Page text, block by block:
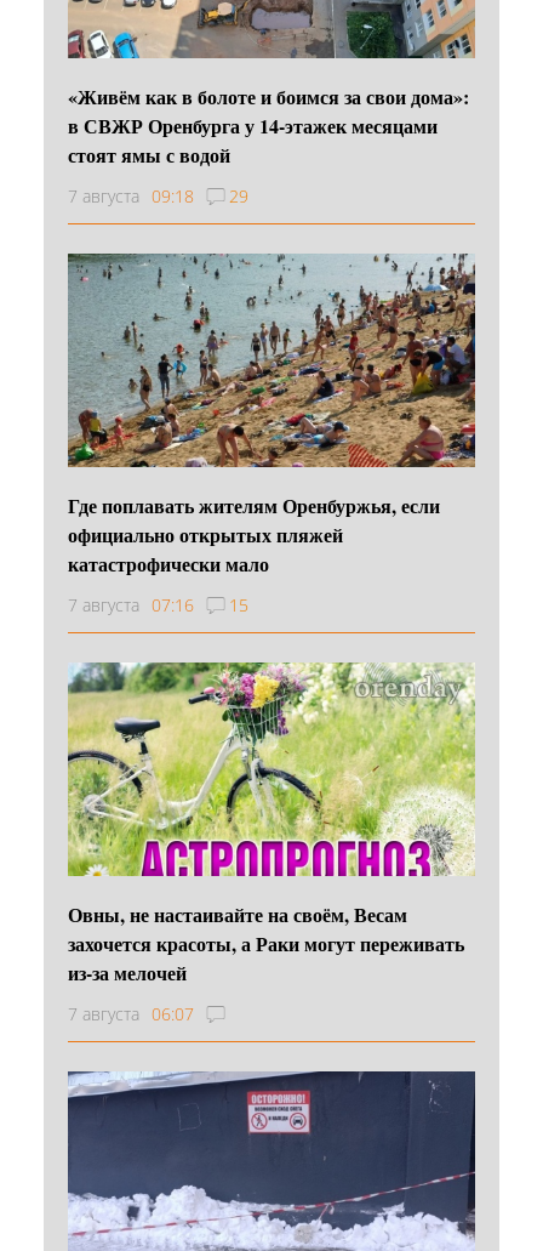
«Живём как в болоте и боимся за свои дома»:
в СВЖР Оренбурга у 14-этажек месяцами
стоят ямы с водой
7 августа 09:18 29
Где поплавать жителям Оренбуржья, если
официально открытых пляжей
катастрофически мало
7 августа 07:16 15
Овны, не настаивайте на своём, Весам
захочется красоты, а Раки могут переживать
из-за мелочей
7 августа 06:07